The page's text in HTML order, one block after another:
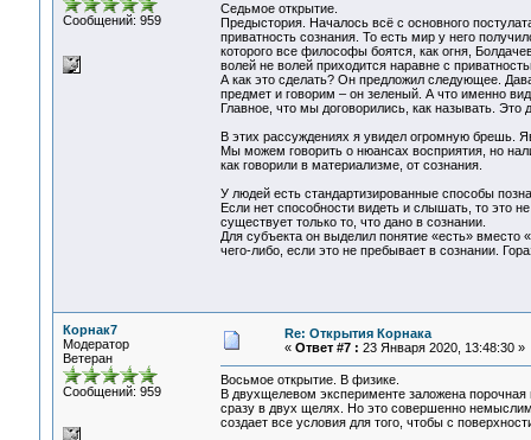
Сообщений: 959
Седьмое открытие.
Предыстория. Началось всё с основного
приватность сознания. То есть мир у него
которого все философы боятся, как огня,
волей не волей приходится наравне с
А как это сделать? Он предложил следующее.
предмет и говорим – он зеленый. А что именно
Главное, что мы договорились, как называть.
В этих рассуждениях я увидел огромную брешь.
Мы можем говорить о нюансах восприятия, но
как говорили в материализме, от сознания.
У людей есть стандартизированные способы
Если нет способности видеть и слышать, то это
существует только то, что дано в сознании.
Для субъекта он выделил понятие «есть» вместо
чего-либо, если это не пребывает в сознании.
Корнак7
Модератор
Ветеран
Сообщений: 959
Re: Открытия Корнака
« Ответ #7 : 23 Января 2020, 13:48:30 »
Восьмое открытие. В физике.
В двухщелевом эксперименте заложена
сразу в двух щелях. Но это совершенно
создает все условия для того, чтобы с